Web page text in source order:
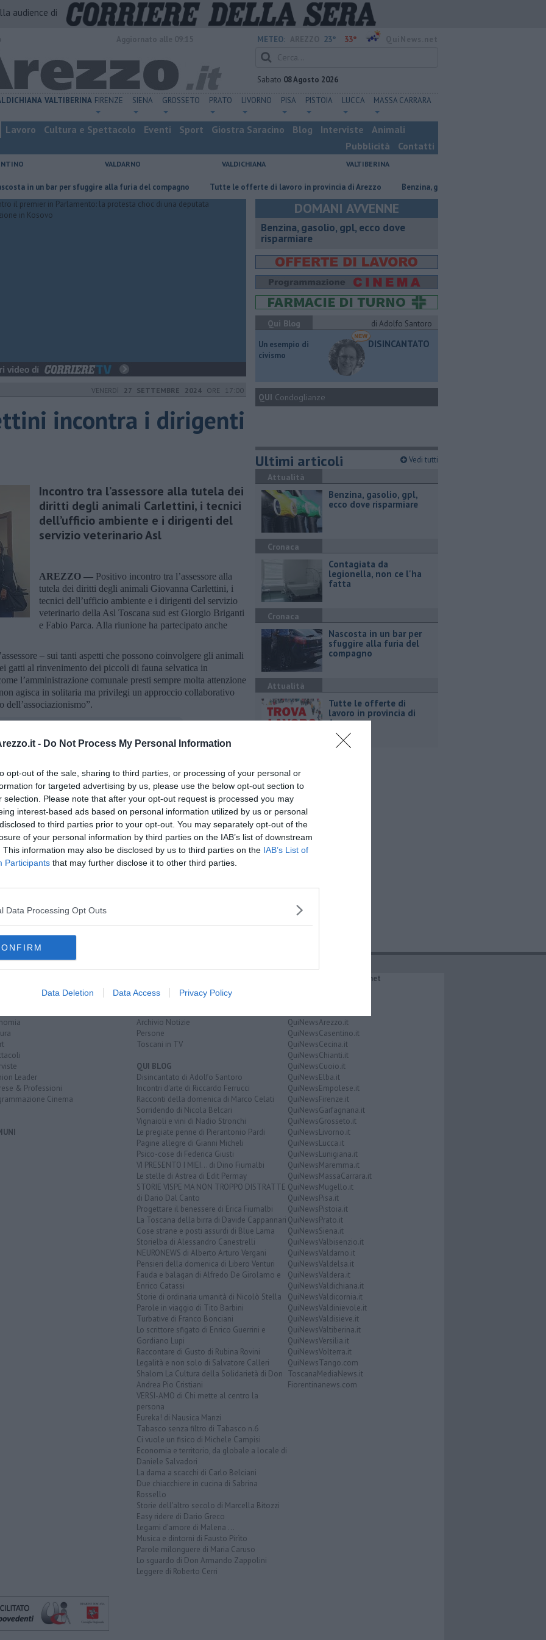
- Do Not Process My Personal Information
opt-out of the sale, sharing to third parties, or processing of your personal or
for targeted advertising by us, please use the below opt-out section to
selection. Please note that after your opt-out request is processed you may
interest-based ads based on personal information utilized by us or personal
to third parties prior to your opt-out. You may separately opt-out of the
of your personal information by third parties on the IAB’s list of downstream
This information may also be disclosed by us to third parties on the IAB’s List of
Participants that may further disclose it to other third parties.
Data Processing Opt Outs
Data Deletion Data Access Privacy Policy
audience di
METEO: 23° 33°
Sabato 08 Agosto 2026
VALTIBERINA FIRENZE SIENA GROSSETO PRATO LIVORNO PISA PISTOIA LUCCA MASSA CARRARA
Lavoro Cultura e Spettacolo Eventi Sport Giostra Saracino Blog Interviste
Animali
Pubblicità
Contatti
VALDARNO VALDICHIANA VALTIBERINA
un bar per sfuggire alla furia del compagno ​Tutte le offerte di lavoro in provincia di Arezzo ​Benzina, gasolio, gpl, ecco dove risparmiare
VENERDÌ 27 SETTEMBRE 2024 ORE 17:00
incontra i dirigenti
Incontro tra l’assessore alla tutela dei
diritti degli animali Carlettini, i tecnici
dell’ufficio ambiente e i dirigenti del
servizio veterinario Asl
AREZZO — Positivo incontro tra l’assessore alla
tutela dei diritti degli animali Giovanna Carlettini, i
tecnici dell’ufficio ambiente e i dirigenti del servizio
veterinario della Asl Toscana sud est Giorgio Briganti
e Fabio Parca. Alla riunione ha partecipato anche
– sui tanti aspetti che possono coinvolgere gli animali
gatti al rinvenimento dei piccoli di fauna selvatica in
l’amministrazione comunale presti sempre molta attenzione
agisca in solitaria ma privilegi un approccio collaborativo
dell’associazionismo”.
iscriviti allaNewsletter QUInews - ToscanaMedia.
nella tua casella di posta.
Tortaia
enpa
DOMANI AVVENNE
​Benzina, gasolio, gpl, ecco dove
risparmiare
Qui Blog
di Adolfo Santoro
​Un esempio di
civismo
DISINCANTATO
QUI Condoglianze
Ultimi articoli Vedi tutti
Attualità
​Benzina, gasolio, gpl,
ecco dove risparmiare
Cronaca
Contagiata da
legionella, non ce l'ha
fatta
Cronaca
Nascosta in un bar per
sfuggire alla furia del
compagno
Attualità
​Tutte le offerte di
lavoro in provincia di
Arezzo
Leader
& Professioni
Cinema
Le notizie di oggi
Più Letti della settimana
Archivio Notizie
Persone
Toscani in TV
QUI BLOG
Disincantato di Adolfo Santoro
Incontri d'arte di Riccardo Ferrucci
Racconti della domenica di Marco Celati
Sorridendo di Nicola Belcari
Vignaioli e vini di Nadio Stronchi
Le pregiate penne di Pierantonio Pardi
Pagine allegre di Gianni Micheli
Psico-cose di Federica Giusti
VI PRESENTO I MIEI... di Dino Fiumalbi
Le stelle di Astrea di Edit Permay
STORIE VISPE MA NON TROPPO DISTRATTE
di Dario Dal Canto
Progettare il benessere di Erica Fiumalbi
La Toscana della birra di Davide Cappannari
Cose strane e posti assurdi di Blue Lama
Storielba di Alessandro Canestrelli
NEURONEWS di Alberto Arturo Vergani
Pensieri della domenica di Libero Venturi
Fauda e balagan di Alfredo De Girolamo e
Enrico Catassi
Storie di ordinaria umanità di Nicolò Stella
Parole in viaggio di Tito Barbini
Turbative di Franco Bonciani
Lo scrittore sfigato di Enrico Guerrini e
Gordiano Lupi
Raccontare di Gusto di Rubina Rovini
Legalità e non solo di Salvatore Calleri
Shalom La Cultura della Solidarietà di Don
Andrea Pio Cristiani
VERSI-AMO di Chi mette al centro la
persona
Eureka! di Nausica Manzi
Tabasco senza filtro di Tabasco n.6
Ci vuole un fisico di Michele Campisi
Economia e territorio, da globale a locale di
Daniele Salvadori
La dama a scacchi di Carlo Belciani
Due chiacchiere in cucina di Sabrina
Rossello
Storie dell'altro secolo di Marcella Bitozzi
Easy ridere di Dario Greco
Legami d'amore di Malena ...
Musica e dintorni di Fausto Pirìto
Parole milonguere di Maria Caruso
Lo sguardo di Don Armando Zappolini
Leggere di Roberto Cerri
IL NETWORK QuiNews.net
QuiNewsArezzo.it
QuiNewsCasentino.it
QuiNewsCecina.it
QuiNewsChianti.it
QuiNewsCuoio.it
QuiNewsElba.it
QuiNewsEmpolese.it
QuiNewsFirenze.it
QuiNewsGarfagnana.it
QuiNewsGrosseto.it
QuiNewsLivorno.it
QuiNewsLucca.it
QuiNewsLunigiana.it
QuiNewsMaremma.it
QuiNewsMassaCarrara.it
QuiNewsMugello.it
QuiNewsPisa.it
QuiNewsPistoia.it
QuiNewsPrato.it
QuiNewsSiena.it
QuiNewsValbisenzio.it
QuiNewsValdarno.it
QuiNewsValdelsa.it
QuiNewsValdera.it
QuiNewsValdichiana.it
QuiNewsValdicornia.it
QuiNewsValdinievole.it
QuiNewsValdisieve.it
QuiNewsValtiberina.it
QuiNewsVersilia.it
QuiNewsVolterra.it
QuiNewsTango.com
ToscanaMediaNews.it
Fiorentinanews.com